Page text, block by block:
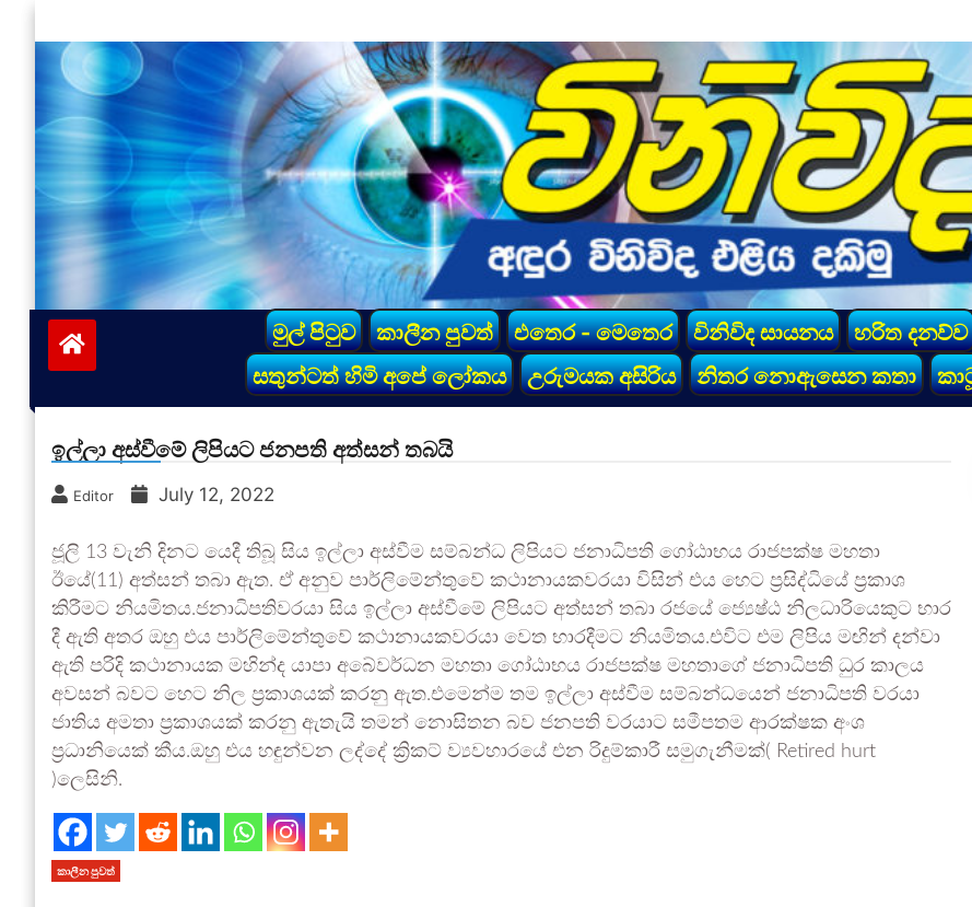
to
content
vinivida.lk
මුල් පිටුව කාලීන පුවත් එතෙර - මෙතෙර විනිවිද සායනය හරිත දනව්ව
සතුන්ටත් හිමි අපේ ලෝකය
උරුමයක අසිරිය නිතර නොඇසෙන කතා
ඉල්ලා අස්වීමේ ලිපියට ජනපති අත්සන් තබයි
Editor July 12, 2022
ජූලි 13 වැනි දිනට යෙදී තිබූ සිය ඉල්ලා අස්වීම සම්බන්ධ ලිපියට ජනාධිපති ගෝඨාභය රාජපක්ෂ මහතා
ඊයේ(11) අත්සන් තබා ඇත. ඒ අනුව පාර්ලිමේන්තුවේ කථානායකවරයා විසින් එය හෙට ප්‍රසිද්ධියේ ප්‍රකාශ
කිරීමට නියමිතය.ජනාධිපතිවරයා සිය ඉල්ලා අස්වීමේ ලිපියට අත්සන් තබා රජයේ ජ්‍යෙෂ්ඨ නිලධාරියෙකුට භාර
දී ඇති අතර ඔහු එය පාර්ලිමේන්තුවේ කථානායකවරයා වෙත භාරදීමට නියමිතය.එවිට එම ලිපිය මඟින් දන්වා
ඇති පරිදි කථානායක මහින්ද යාපා අබේවර්ධන මහතා ගෝඨාභය රාජපක්ෂ මහතාගේ ජනාධිපති ධුර කාලය
අවසන් බවට හෙට නිල ප්‍රකාශයක් කරනු ඇත.එමෙන්ම තම ඉල්ලා අස්වීම සම්බන්ධයෙන් ජනාධිපති වරයා
ජාතිය අමතා ප්‍රකාශයක් කරනු ඇතැයි තමන් නොසිතන බව ජනපති වරයාට සමීපතම ආරක්ෂක අංශ
ප්‍රධානියෙක් කීය.ඔහු එය හඳුන්වන ලද්දේ ක්‍රිකට් ව්‍යවහාරයේ එන රිදුම්කාරී සමුගැනීමක්( Retired hurt
)ලෙසිනි.
කාලීන පුවත්